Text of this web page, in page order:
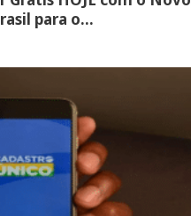
para o…